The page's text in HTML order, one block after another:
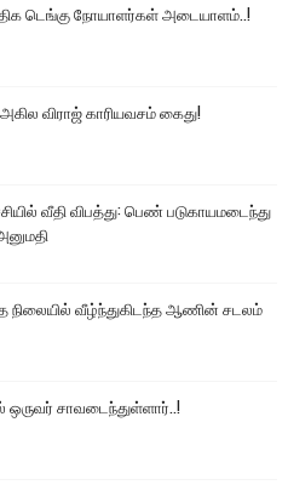
டெங்கு நோயாளர்கள் அடையாளம்..!
விராஜ் காரியவசம் கைது!
வீதி விபத்து: பெண் படுகாயமடைந்து
நிலையில் வீழ்ந்துகிடந்த ஆணின் சடலம்
ஒருவர் சாவடைந்துள்ளார்..!